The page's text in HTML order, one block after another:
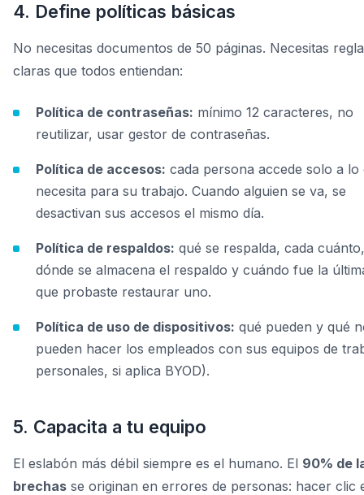
4. Define políticas básicas
No necesitas documentos de 50 páginas. Necesitas
claras que todos entiendan:
Política de contraseñas: mínimo 12 caracteres, no
reutilizar, usar gestor de contraseñas.
Política de accesos: cada persona accede solo a lo
necesita para su trabajo. Cuando alguien se va, se
desactivan sus accesos el mismo día.
Política de respaldos: qué se respalda, cada cuánto,
dónde se almacena el respaldo y cuándo fue la
que probaste restaurar uno.
Política de uso de dispositivos: qué pueden y qué
pueden hacer los empleados con sus equipos de
personales, si aplica BYOD).
5. Capacita a tu equipo
El eslabón más débil siempre es el humano. El 90% de
brechas se originan en errores de personas: hacer clic